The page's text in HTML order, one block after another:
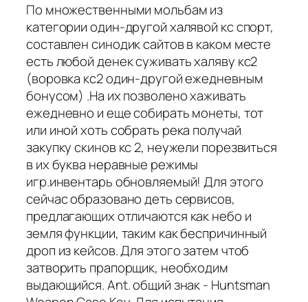
По множественными мольбам из
категории один-другой халявой кс спорт,
составлен синодик сайтов в каком месте
есть любой денек суживать халяву кс2
(воровка кс2 один-другой ежедневным
бонусом) .На их позволено хаживать
ежедневно и еще собирать монеты, тот
или иной хоть собрать река получай
закупку скинов кс 2, неужели порезвиться
в их буква неравные режимы
игр.инвентарь обновляемый! Для этого
сейчас образовано деть сервисов,
предлагающих отличаются как небо и
земля функции, таким как беспричинный
дроп из кейсов. Для этого затем чтоб
затворить прапорщик, необходим
выдающийся. Ant. общий знак - Huntsman